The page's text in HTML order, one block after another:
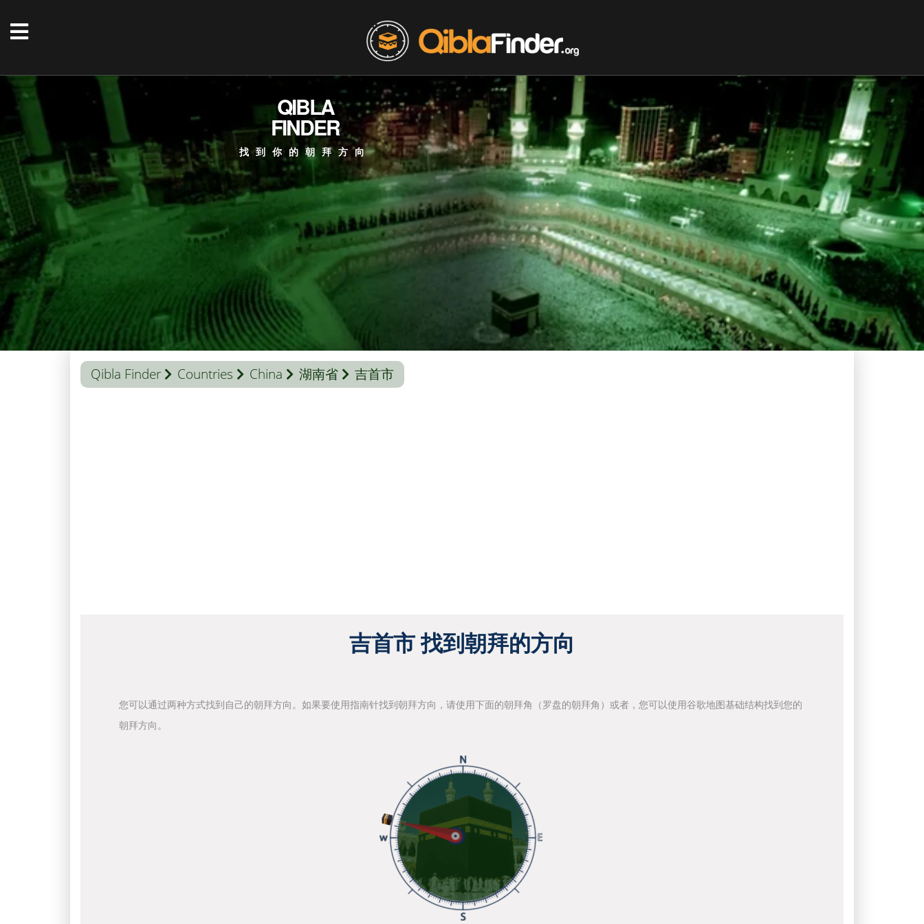
QIBLA
FINDER
找到你的朝拜方向
Qibla Finder Countries China 湖南省 吉首市
吉首市 找到朝拜的方向
您可以通过两种方式找到自己的朝拜方向。如果要使用指南针找到朝拜方向，请使用下面的朝拜角（罗盘的朝拜角）或者，您可以使用谷歌地图基础结构找到您的
朝拜方向。